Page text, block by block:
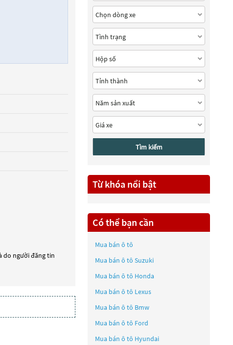
do người đăng tin
Tìm kiếm
Từ khóa nổi bật
Có thể bạn cần
Mua bán ô tô
Mua bán ô tô Suzuki
Mua bán ô tô Honda
Mua bán ô tô Lexus
Mua bán ô tô Bmw
Mua bán ô tô Ford
Mua bán ô tô Hyundai